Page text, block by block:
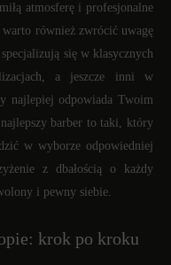
atmosferę i profesjonalne
również zwrócić uwagę
się w klasycznych
a jeszcze inni w
najlepiej odpowiada Twoim
barber to taki, który
w wyborze odpowiedniej
z dbałością o każdy
i pewny siebie.
krok po kroku